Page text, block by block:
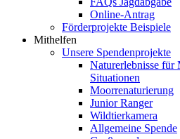
Online-Antrag
Förderprojekte Beispiele
Mithelfen
Unsere Spendenprojekte
Naturerlebnisse für
Situationen
Moorrenaturierung
Junior Ranger
Wildtierkamera
Allgemeine Spende